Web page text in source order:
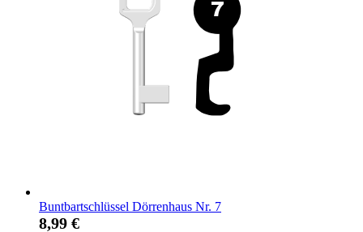
Buntbartschlüssel Dörrenhaus Nr. 7
8,99 €